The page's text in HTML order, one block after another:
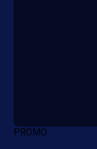
PROMO